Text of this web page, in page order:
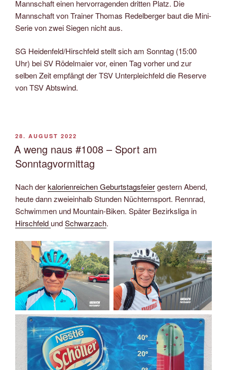
Mannschaft einen hervorragenden dritten Platz. Die
Mannschaft von Trainer Thomas Redelberger baut die Mini-
Serie von zwei Siegen nicht aus.
SG Heidenfeld/Hirschfeld stellt sich am Sonntag (15:00
Uhr) bei SV Rödelmaier vor, einen Tag vorher und zur
selben Zeit empfängt der TSV Unterpleichfeld die Reserve
von TSV Abtswind.
VERÖFFENTLICHT
AM
28. AUGUST 2022
A weng naus #1008 – Sport am
Sonntagvormittag
Nach derkalorienreichen Geburtstagsfeiergestern Abend,
heute dann zweieinhalb Stunden Nüchternsport. Rennrad,
Schwimmen und Mountain-Biken. Später Bezirksliga in
Hirschfeld undSchwarzach.